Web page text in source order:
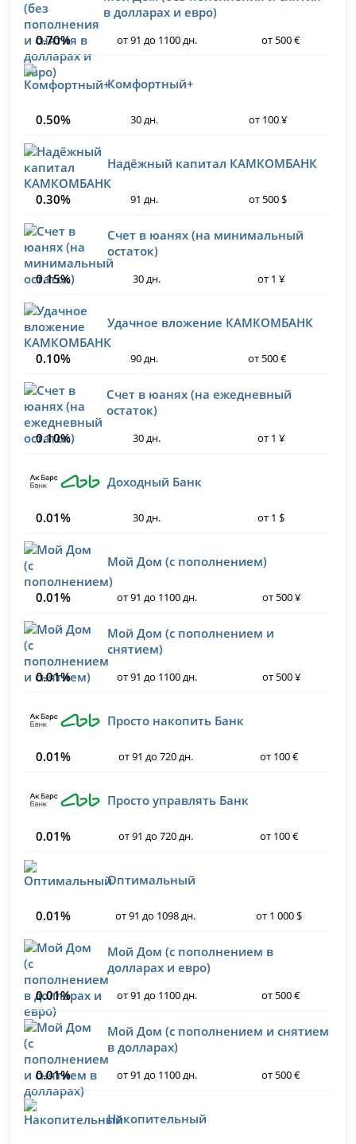
в долларах и евро)
0.70%
от 91 до 1100 дн. от 500 €
Комфортный+
0.50% 30 дн. от 100 ¥
Надёжный капитал КАМКОМБАНК
0.30% 91 дн. от 500 $
Счет в юанях (на минимальный
остаток)
0.15%
30 дн. от 1 ¥
Удачное вложение КАМКОМБАНК
0.10% 90 дн. от 500 €
Счет в юанях (на ежедневный
остаток)
0.10%
30 дн. от 1 ¥
Доходный Банк
0.01% 30 дн. от 1 $
Мой Дом (с пополнением)
0.01% от 91 до 1100 дн. от 500 ¥
Мой Дом (с пополнением и
снятием)
0.01%
от 91 до 1100 дн. от 500 ¥
Просто накопить Банк
0.01% от 91 до 720 дн. от 100 €
Просто управлять Банк
0.01% от 91 до 720 дн. от 100 €
Оптимальный
0.01% от 91 до 1098 дн. от 1 000 $
Мой Дом (с пополнением в
долларах и евро)
0.01%
от 91 до 1100 дн. от 500 €
Мой Дом (с пополнением и снятием
в долларах)
0.01%
от 91 до 1100 дн. от 500 €
Накопительный